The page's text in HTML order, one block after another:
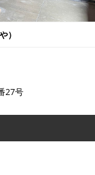
）
27号